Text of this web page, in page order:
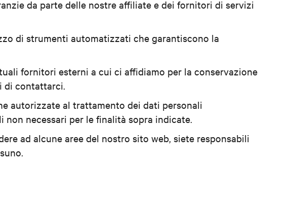
da parte delle nostre affiliate e dei fornitori di servizi
di strumenti automatizzati che garantiscono la
fornitori esterni a cui ci affidiamo per la conservazione
di contattarci.
autorizzate al trattamento dei dati personali
necessari per le finalità sopra indicate.
ad alcune aree del nostro sito web, siete responsabili